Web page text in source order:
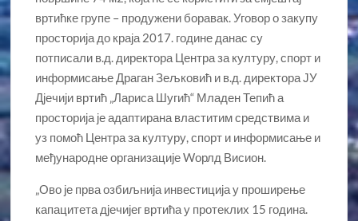
вртићке групе – продужени боравак. Уговор о закупу
просторија до краја 2017. године данас су
потписали в.д. директора Центра за културу, спорт и
информисање Драган Зељковић и в.д. директора ЈУ
Дјечији вртић „Лариса Шугић“ Младен Тепић а
просторија је адаптирана властитим средствима и
уз помоћ Центра за културу, спорт и информисање и
међународне организације Wорлд Висион.
„Ово је прва озбиљнија инвестиција у проширење
капацитета дјечијег вртића у протеклих 15 година.